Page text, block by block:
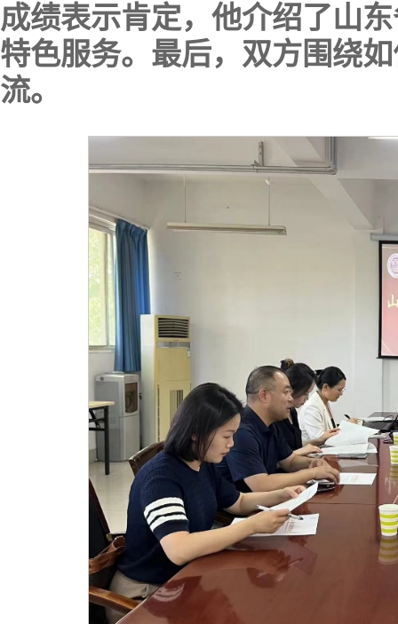
成绩表示肯定，他介绍了山
特色服务。最后，双方围绕
流。